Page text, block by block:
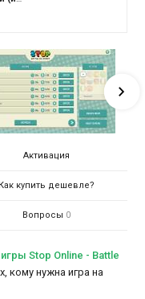
Активация
Как купить дешевле?
Вопросы 0
Stop Online - Battle
кому нужна игра на